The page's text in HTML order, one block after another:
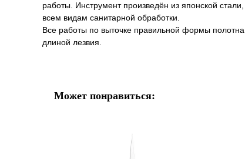
работы. Инструмент произведён из японской
всем видам санитарной обработки.
Все работы по выточке правильной формы
длиной лезвия.
Может понравиться: